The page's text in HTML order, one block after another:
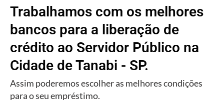
Trabalhamos com os melhores
bancos para a liberação de
crédito ao Servidor Público na
Cidade de Tanabi - SP.
Assim poderemos escolher as melhores condições
para o seu empréstimo.